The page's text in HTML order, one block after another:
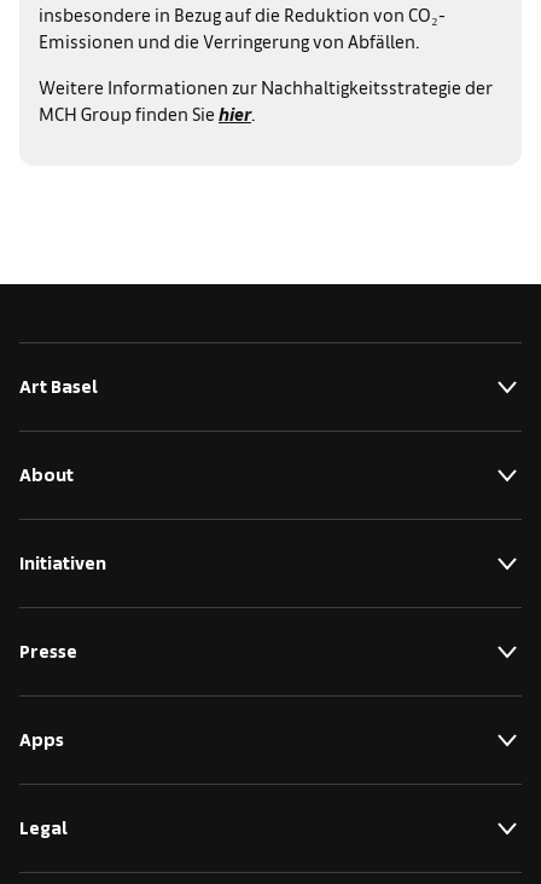
insbesondere in Bezug auf die Reduktion von CO₂-
Emissionen und die Verringerung von Abfällen.
Weitere Informationen zur Nachhaltigkeitsstrategie der
MCH Group finden Sie hier.
Art Basel
About
Initiativen
Presse
Apps
Legal